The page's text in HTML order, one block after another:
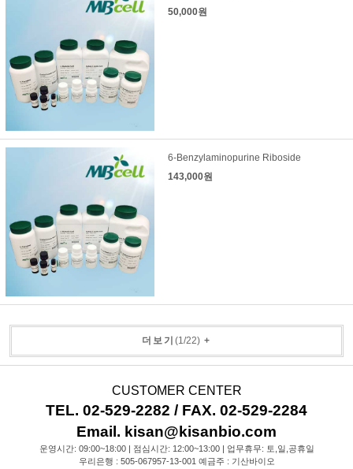
50,000원
6-Benzylaminopurine Riboside
143,000원
더보기 (1/22) +
CUSTOMER CENTER
TEL. 02-529-2282 / FAX. 02-529-2284
Email. kisan@kisanbio.com
운영시간: 09:00~18:00 | 점심시간: 12:00~13:00 | 업무휴무: 토,일,공휴일
우리은행 : 505-067957-13-001 예금주 : 기산바이오